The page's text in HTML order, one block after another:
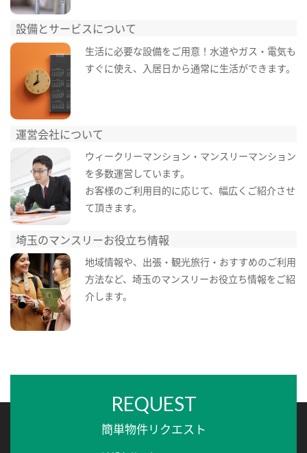
設備とサービスについて
生活に必要な設備をご用意！水道やガス・電気も
すぐに使え、入居日から通常に生活ができます。
運営会社について
ウィークリーマンション・マンスリーマンション
を多数運営しています。
お客様のご利用目的に応じて、幅広くご紹介させ
て頂きます。
埼玉のマンスリーお役立ち情報
地域情報や、出張・観光旅行・おすすめのご利用
方法など、埼玉のマンスリーお役立ち情報をご紹
介します。
REQUEST
簡単物件リクエスト